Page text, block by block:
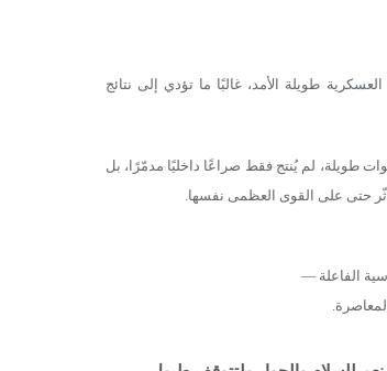
السيطرة العسكرية طويلة الأمد، غالبًا ما تؤدي إلى نتائج
طويلة، لم يُنتج فقط صراعًا داخليًا مدمّرًا، بل
حتى على القوى العظمى نفسها.
الفاعلة —